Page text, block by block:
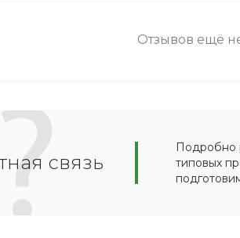
Отзывов ещё
связь
Подробно
типовых